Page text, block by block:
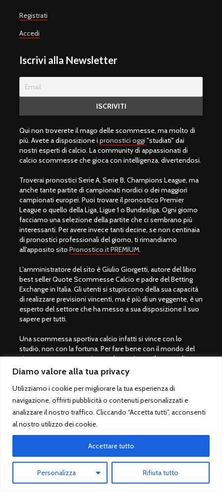
Diamo valore alla tua privacy
Utilizziamo i cookie per migliorare la tua esperienza di
navigazione, offrirti pubblicità o contenuti personalizzati e
analizzare il nostro traffico. Cliccando “Accetta tutti”, acconsenti
al nostro utilizzo dei cookie.
Personalizza Rifiuta tutto
Accettare tutto
Registrati
Accedi
Iscrivi alla Newsletter
Qui non troverete il mago delle scommesse, ma molto di
più. Avete a disposizione i pronostici oggi "studiati" dai
nostri esperti di calcio. La community di appassionati di
calcio scommesse che gioca con intelligenza, divertendosi.
Troverai pronostici Serie A, Serie B, Champions League, ma
anche tante partite di campionati nordici o dei maggiori
campionati europei. Puoi trovare il pronostico Premier
League o quello della Liga, Ligue 1 o Bundesliga. Ogni giorno
facciamo una selezione della partite che ci sembrano più
interessanti. Per avere invece tanti decine, se non centinaia
di pronostici professionali del giorno, ti rimandiamo
all'apposito sito Pronostico.it PREMIUM.
L'amministratore del sito è Giulio Giorgetti, autore del libro
best seller Quote Scommesse Calcio e padre del Betting
Exchange in Italia. Gli utenti si stupiscono della sua capacità
di realizzare previsioni vincenti, ma è più di un veggente, è un
esperto del settore che ha messo a sua disposizione il suo
sapere per tutti.
Una scommessa sportiva calcio infatti si vince con lo
studio, non con la fortuna. Per fare bene con il mondo del
gioco servono preparazione ed esperienza. Il motto di
Giulio Giorgetti è "Prima di scommettere, bisogna imparare a
" per questo motivo si consiglia per tutti coloro che
amano il mondo dei pronostici calcio di acquistare il libro
QSC.
Non utilizziamo social, siamo solo su questo sito. Buon
divertimento con QuoteScommesseCalcio.com.
Giocare con moderazione
Le scommesse sportive sono vietate ai minori di 18 anni.
Giocare solo su siti legali autorizzati dallo Stato italiano